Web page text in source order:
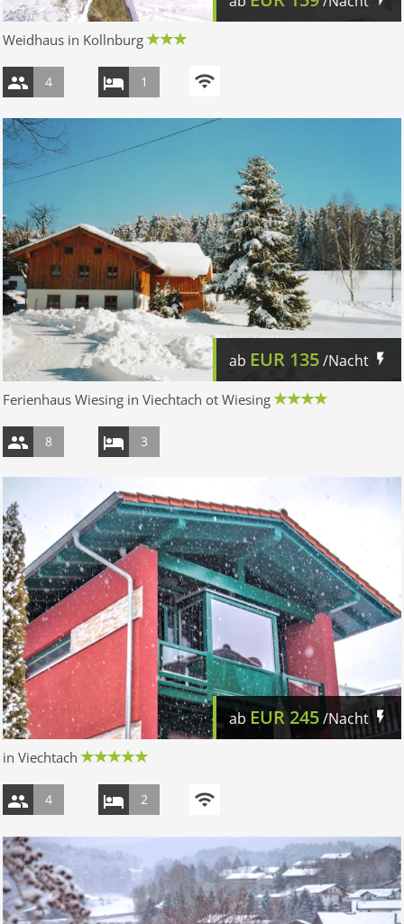
Weidhaus in Kollnburg
4 1
ab EUR 135/Nacht
Ferienhaus Wiesing in Viechtach ot Wiesing
8 3
abEUR 245/Nacht
in Viechtach
4 2